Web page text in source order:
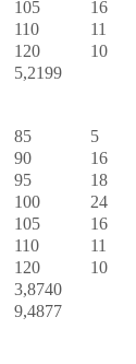
105 16
110 11
120 10
5,2199
85 5
90 16
95 18
100 24
105 16
110 11
120 10
3,8740
9,4877